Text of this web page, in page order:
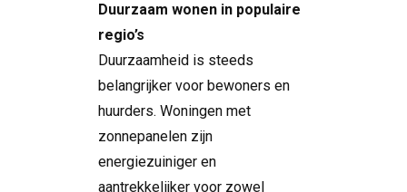
Duurzaam wonen in populaire
regio’s
Duurzaamheid is steeds
belangrijker voor bewoners en
huurders. Woningen met
zonnepanelen zijn
energiezuiniger en
aantrekkelijker voor zowel